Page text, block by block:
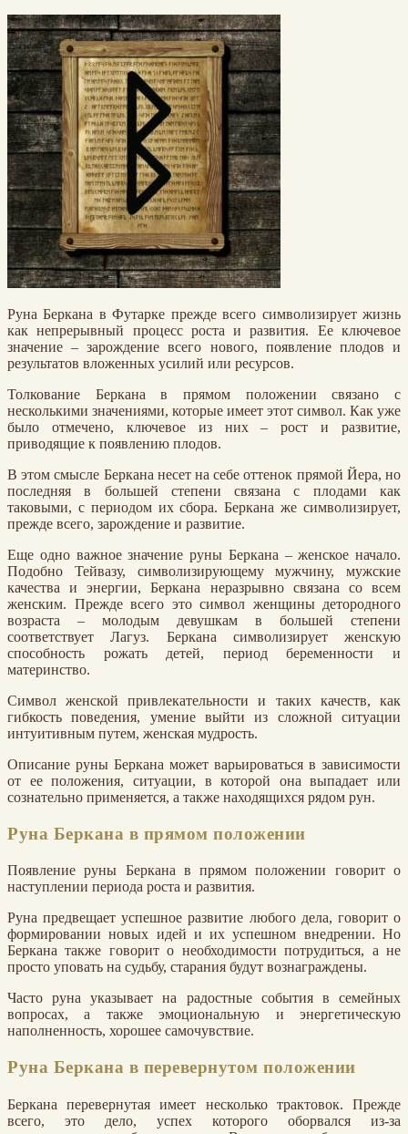
Руна Беркана в Футарке прежде всего символизирует жизнь
как непрерывный процесс роста и развития. Ее ключевое
значение – зарождение всего нового, появление плодов и
результатов вложенных усилий или ресурсов.
Толкование Беркана в прямом положении связано с
несколькими значениями, которые имеет этот символ. Как уже
было отмечено, ключевое из них – рост и развитие,
приводящие к появлению плодов.
В этом смысле Беркана несет на себе оттенок прямой Йера, но
последняя в большей степени связана с плодами как
таковыми, с периодом их сбора. Беркана же символизирует,
прежде всего, зарождение и развитие.
Еще одно важное значение руны Беркана – женское начало.
Подобно Тейвазу, символизирующему мужчину, мужские
качества и энергии, Беркана неразрывно связана со всем
женским. Прежде всего это символ женщины детородного
возраста – молодым девушкам в большей степени
соответствует Лагуз. Беркана символизирует женскую
способность рожать детей, период беременности и
материнство.
Символ женской привлекательности и таких качеств, как
гибкость поведения, умение выйти из сложной ситуации
интуитивным путем, женская мудрость.
Описание руны Беркана может варьироваться в зависимости
от ее положения, ситуации, в которой она выпадает или
сознательно применяется, а также находящихся рядом рун.
Руна Беркана в прямом положении
Появление руны Беркана в прямом положении говорит о
наступлении периода роста и развития.
Руна предвещает успешное развитие любого дела, говорит о
формировании новых идей и их успешном внедрении. Но
Беркана также говорит о необходимости потрудиться, а не
просто уповать на судьбу, старания будут вознаграждены.
Часто руна указывает на радостные события в семейных
вопросах, а также эмоциональную и энергетическую
наполненность, хорошее самочувствие.
Руна Беркана в перевернутом положении
Беркана перевернутая имеет несколько трактовок. Прежде
всего, это дело, успех которого оборвался из-за